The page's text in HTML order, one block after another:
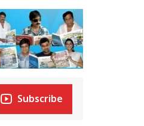
Subscribe